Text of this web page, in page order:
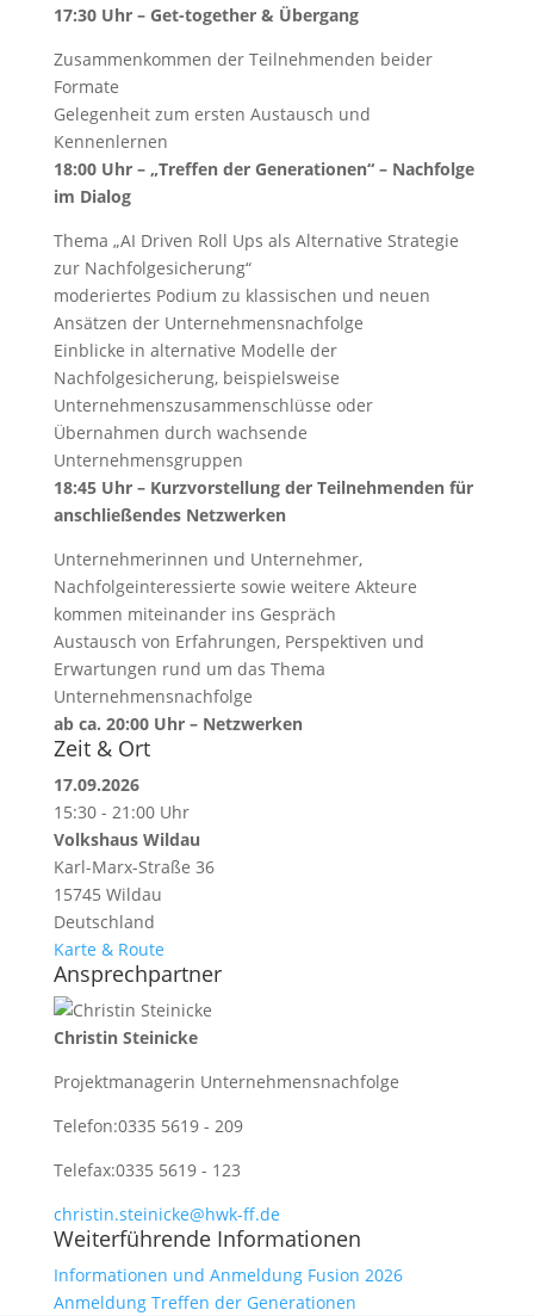
17:30 Uhr – Get-together & Übergang
Zusammenkommen der Teilnehmenden beider
Formate
Gelegenheit zum ersten Austausch und
Kennenlernen
18:00 Uhr – „Treffen der Generationen“ – Nachfolge
im Dialog
Thema „AI Driven Roll Ups als Alternative Strategie
zur Nachfolgesicherung“
moderiertes Podium zu klassischen und neuen
Ansätzen der Unternehmensnachfolge
Einblicke in alternative Modelle der
Nachfolgesicherung, beispielsweise
Unternehmenszusammenschlüsse oder
Übernahmen durch wachsende
Unternehmensgruppen
18:45 Uhr – Kurzvorstellung der Teilnehmenden für
anschließendes Netzwerken
Unternehmerinnen und Unternehmer,
Nachfolgeinteressierte sowie weitere Akteure
kommen miteinander ins Gespräch
Austausch von Erfahrungen, Perspektiven und
Erwartungen rund um das Thema
Unternehmensnachfolge
ab ca. 20:00 Uhr – Netzwerken
Zeit & Ort
17.09.2026
15:30 - 21:00 Uhr
Volkshaus Wildau
Karl-Marx-Straße 36
15745 Wildau
Deutschland
Karte & Route
Ansprechpartner
Christin Steinicke
Projektmanagerin Unternehmensnachfolge
Telefon:0335 5619 - 209
Telefax:0335 5619 - 123
christin.steinicke@hwk-ff.de
Weiterführende Informationen
Informationen und Anmeldung Fusion 2026
Anmeldung Treffen der Generationen